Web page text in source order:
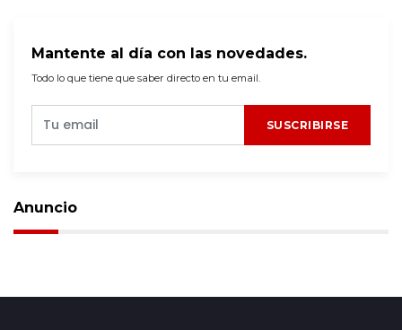
Mantente al día con las novedades.
Todo lo que tiene que saber directo en tu email.
SUSCRIBIRSE
Anuncio